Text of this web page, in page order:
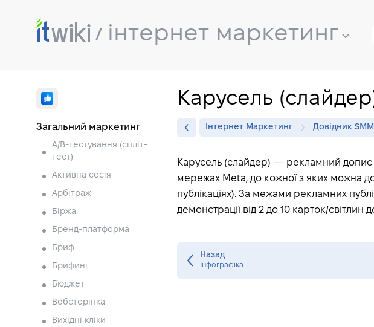
інтернет маркетинг
Загальний маркетинг
A/B-тестування (спліт-
тест)
Активна сесія
Арбітраж
Біржа
Бренд-платформа
Бриф
Брифинг
Бюджет
Вебсторінка
Вихідні кліки
Карусель
Інтернет Маркетинг Довідник SMM
Карусель (слайдер) — рекламний допис
мережах Meta, до кожної з яких можна
публікаціях). За межами рекламних
демонстрації від 2 до 10 карток/світлин
Назад
Інфографіка